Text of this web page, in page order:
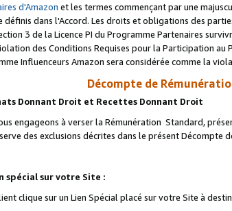
d'Amazon et les termes commençant par une
définis dans l'Accord. Les droits et obligations des
3 de la Licence PI du Programme Partenaires
des Conditions Requises pour la Participation au
Influenceurs Amazon sera considérée comme la
Décompte de
Donnant Droit et Recettes Donnant Droit
engageons à verser la Rémunération Standard,
des exclusions décrites dans le présent Décompte
spécial sur votre Site :
clique sur un Lien Spécial placé sur votre Site à